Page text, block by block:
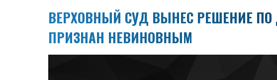
ВЕРХОВНЫЙ СУД ВЫНЕС РЕШЕНИЕ ПО
ПРИЗНАН НЕВИНОВНЫМ